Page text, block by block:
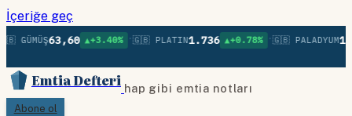
İçeriğe geç
GÜMÜŞ63,60 ▲+3.40% • 🇬🇧 PLATIN1.736 ▲+0.78% • 🇬🇧 PALADYUM
Emtia Defteri hap gibi emtia notları
Abone ol